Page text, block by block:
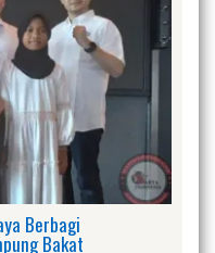
Berbagi
Bakat